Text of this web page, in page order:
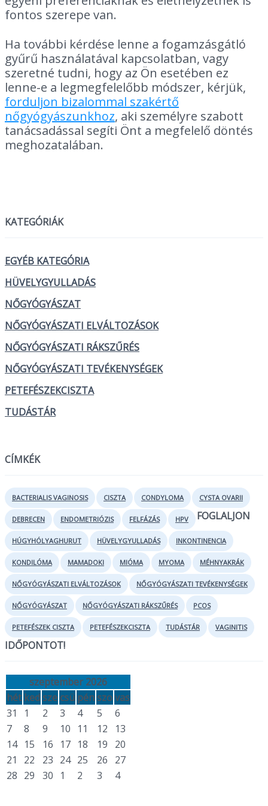
fontos szerepe van.
Ha további kérdése lenne a fogamzásgátló
gyűrű használatával kapcsolatban, vagy
szeretné tudni, hogy az Ön esetében ez
lenne-e a legmegfelelőbb módszer, kérjük,
forduljon bizalommal szakértő
nőgyógyászunkhoz, aki személyre szabott
tanácsadással segíti Önt a megfelelő döntés
meghozatalában.
KATEGÓRIÁK
EGYÉB KATEGÓRIA
HÜVELYGYULLADÁS
NŐGYÓGYÁSZAT
NŐGYÓGYÁSZATI ELVÁLTOZÁSOK
NŐGYÓGYÁSZATI RÁKSZŰRÉS
NŐGYÓGYÁSZATI TEVÉKENYSÉGEK
PETEFÉSZEKCISZTA
TUDÁSTÁR
CÍMKÉK
BACTERIALIS VAGINOSIS CISZTA CONDYLOMA CYSTA OVARII
DEBRECEN ENDOMETRIÓZIS FELFÁZÁS HPV
HÚGYHÓLYAGHURUT HÜVELYGYULLADÁS INKONTINENCIA
KONDILÓMA MAMADOKI MIÓMA MYOMA MÉHNYAKRÁK
NŐGYÓGYÁSZATI ELVÁLTOZÁSOK NŐGYÓGYÁSZATI TEVÉKENYSÉGEK
NŐGYÓGYÁSZAT NŐGYÓGYÁSZATI RÁKSZŰRÉS PCOS
PETEFÉSZEK CISZTA PETEFÉSZEKCISZTA TUDÁSTÁR VAGINITIS
FOGLALJON
IDŐPONTOT!
szeptember 2026
hét ked sze csü pén szovas
31
1 2 3 4 5
6
7
8 9 10 11 12
13
14 15 16 17 18 19
20
21
22 23 24 25 26
27
28 29 30 1 2 3 4